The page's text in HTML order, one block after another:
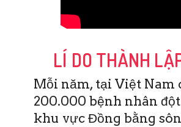
LÍ DO THÀNH
Mỗi năm, tại Việt Nam
200.000 bệnh nhân
khu vực Đồng bằng